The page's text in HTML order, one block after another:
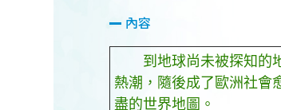
內容
到地球尚未被探知的地
熱潮，隨後成了歐洲社會
盡的世界地圖。